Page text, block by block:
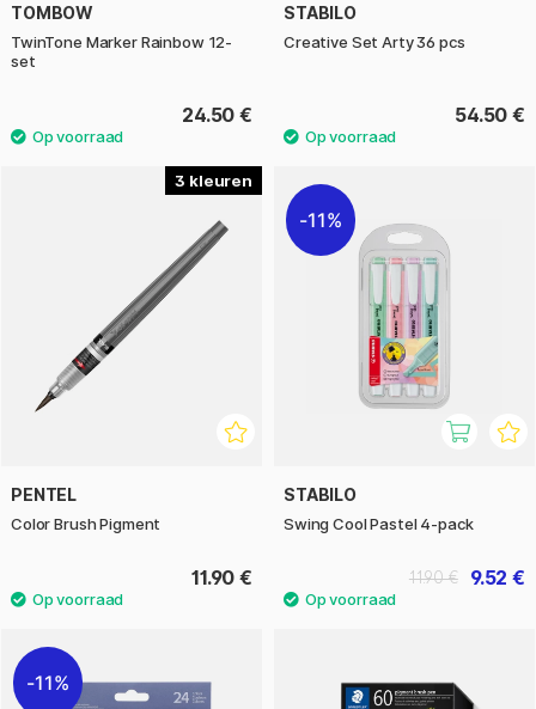
TOMBOW
TwinTone Marker Rainbow 12-
set
24.50 €
STABILO
Creative Set Arty 36 pcs
54.50 €
3
PENTEL
Color Brush Pigment
11.90 €
11%
STABILO
Swing Cool Pastel 4-pack
9.52 €
11.90 €
11%